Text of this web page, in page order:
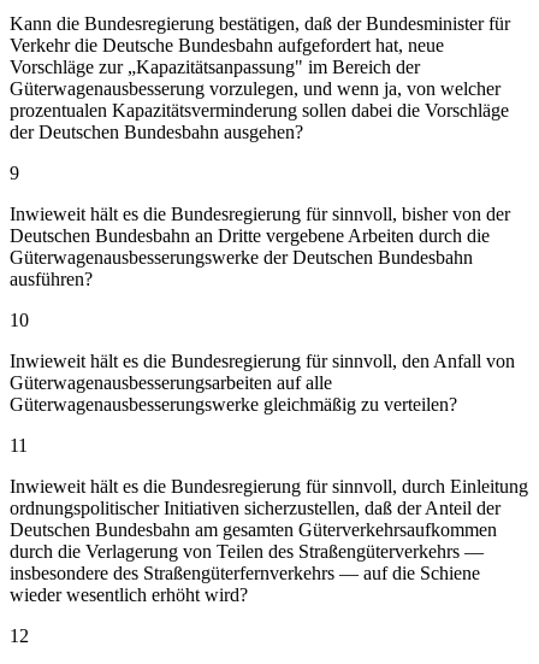
Kann die Bundesregierung bestätigen, daß der Bundesminister für
Verkehr die Deutsche Bundesbahn aufgefordert hat, neue
Vorschläge zur „Kapazitätsanpassung" im Bereich der
Güterwagenausbesserung vorzulegen, und wenn ja, von welcher
prozentualen Kapazitätsverminderung sollen dabei die Vorschläge
der Deutschen Bundesbahn ausgehen?
9
Inwieweit hält es die Bundesregierung für sinnvoll, bisher von der
Deutschen Bundesbahn an Dritte vergebene Arbeiten durch die
Güterwagenausbesserungswerke der Deutschen Bundesbahn
ausführen?
10
Inwieweit hält es die Bundesregierung für sinnvoll, den Anfall von
Güterwagenausbesserungsarbeiten auf alle
Güterwagenausbesserungswerke gleichmäßig zu verteilen?
11
Inwieweit hält es die Bundesregierung für sinnvoll, durch Einleitung
ordnungspolitischer Initiativen sicherzustellen, daß der Anteil der
Deutschen Bundesbahn am gesamten Güterverkehrsaufkommen
durch die Verlagerung von Teilen des Straßengüterverkehrs —
insbesondere des Straßengüterfernverkehrs — auf die Schiene
wieder wesentlich erhöht wird?
12